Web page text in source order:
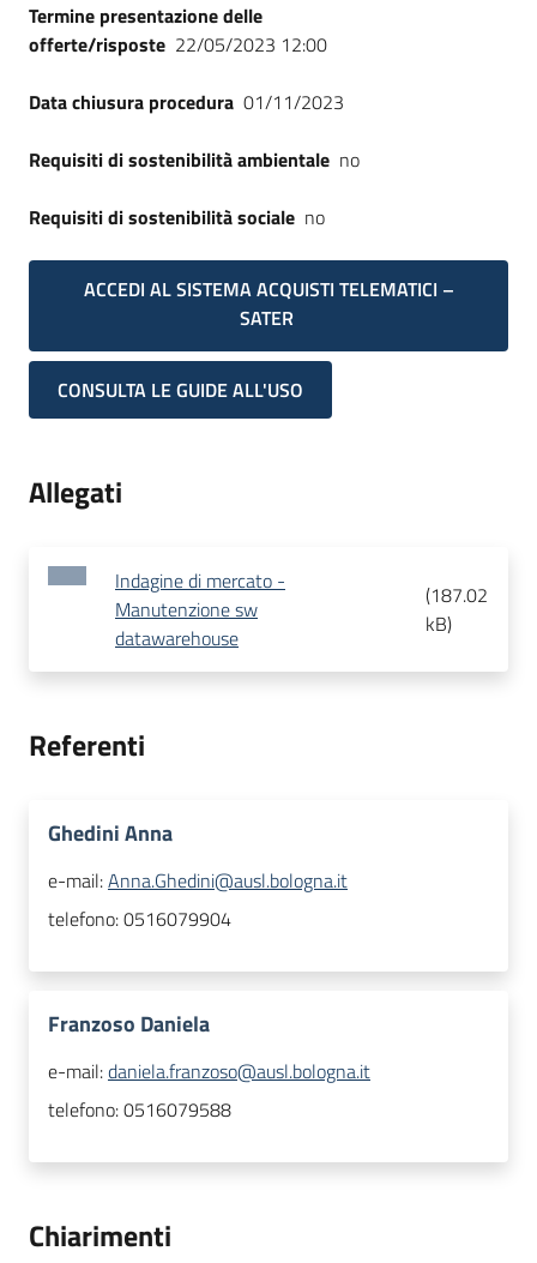
Termine presentazione delle
offerte/risposte 22/05/2023 12:00
Data chiusura procedura 01/11/2023
Requisiti di sostenibilità ambientale no
Requisiti di sostenibilità sociale no
ACCEDI AL SISTEMA ACQUISTI TELEMATICI –
SATER
CONSULTA LE GUIDE ALL'USO
Allegati
Indagine di mercato -
Manutenzione sw
datawarehouse
(187.02
kB)
Referenti
Ghedini Anna
e-mail:Anna.Ghedini@ausl.bologna.it
telefono:0516079904
Franzoso Daniela
e-mail:daniela.franzoso@ausl.bologna.it
telefono:0516079588
Chiarimenti